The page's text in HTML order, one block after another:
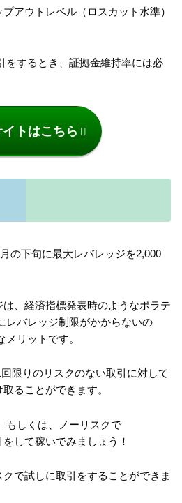
アウトレベル（ロスカット水準）
をするとき、証拠金維持率には必
トはこちら
の下旬に最大レバレッジを2,000
、経済指標発表時のようなボラテ
レバレッジ制限がかからないの
リットです。
限りのリスクのない取引に対して
ることができます。
もしくは、ノーリスクで
して稼いでみましょう！
で試しに取引をすることができま